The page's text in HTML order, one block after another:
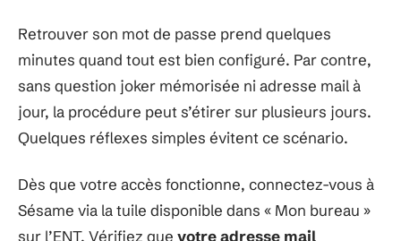
Retrouver son mot de passe prend quelques
minutes quand tout est bien configuré. Par contre,
sans question joker mémorisée ni adresse mail à
jour, la procédure peut s’étirer sur plusieurs jours.
Quelques réflexes simples évitent ce scénario.
Dès que votre accès fonctionne, connectez-vous à
Sésame via la tuile disponible dans « Mon bureau »
sur l’ENT. Vérifiez que votre adresse mail